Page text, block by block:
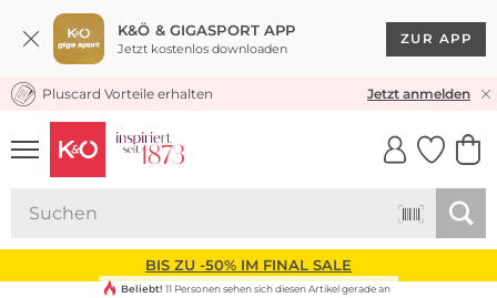
K&Ö & GIGASPORT APP
Jetzt kostenlos downloaden
ZUR APP
KOSTENLOSER VERSAND* & RÜCKVERSAND
Pluscard Vorteile erhalten Jetzt anmelden
UNSERE APP
CLICK &
BIS ZU -50% IM FINAL SALE
Beliebt! 11 Personen sehen sich diesen Artikel gerade an